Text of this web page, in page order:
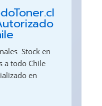
 Stock en
todo Chile 
en